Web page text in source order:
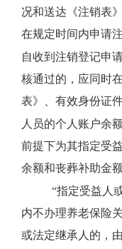
况和送达《注销表
在规定时间内申请
自收到注销登记申
核通过的，应同时
表》、有效身份证
人员的个人账户余
前提下为其指定受
余额和丧葬补助金
“指定受益人
内不办理养老保险
或法定继承人的，